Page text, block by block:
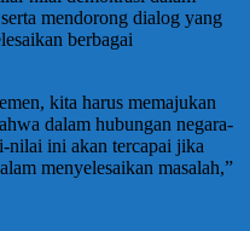
mendorong dialog yang
berbagai
kita harus memajukan
dalam hubungan negara-
nilai ini akan tercapai jika
menyelesaikan masalah,”